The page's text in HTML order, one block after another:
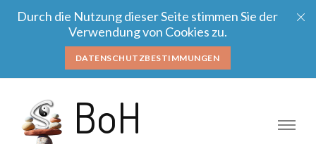
Durch die Nutzung dieser Seite stimmen Sie der
Verwendung von Cookies zu.
DATENSCHUTZBESTIMMUNGEN
BoH